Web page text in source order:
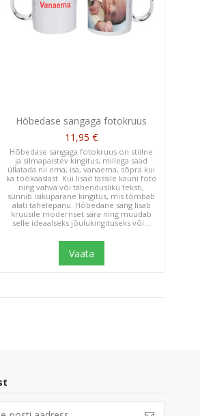
Hõbedase sangaga fotokruus
11,95 €
Hõbedase sangaga fotokruus on stiilne
ja silmapaistev kingitus, millega saad
üllatada nii ema, isa, vanaema, sõpra kui
ka töökaaslast. Kui lisad tassile kauni foto
ning vahva või tähendusliku teksti,
sünnib isikupärane kingitus, mis tõmbab
alati tähelepanu. Hõbedane sang lisab
kruusile modernset sära ning muudab
selle ideaalseks jõulukingituseks või...
Vaata